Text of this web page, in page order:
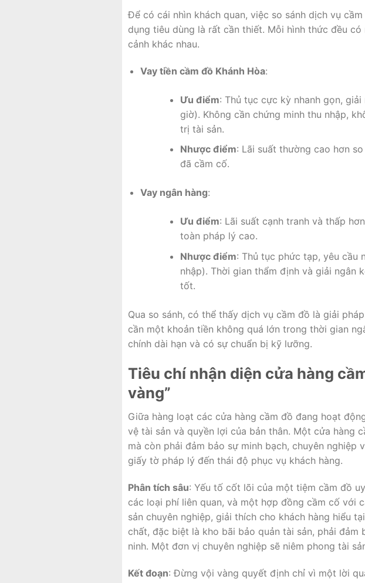
Để có cái nhìn khách quan, việc so sánh dịch vụ
dụng tiêu dùng là rất cần thiết. Mỗi hình thức đều
cảnh khác nhau.
Vay tiền cầm đồ Khánh Hòa:
Ưu điểm: Thủ tục cực kỳ nhanh gọn,
giờ). Không cần chứng minh thu nhập,
trị tài sản.
Nhược điểm: Lãi suất thường cao hơn
đã cầm cố.
Vay ngân hàng:
Ưu điểm: Lãi suất cạnh tranh và thấp
toàn pháp lý cao.
Nhược điểm: Thủ tục phức tạp, yêu cầu
nhập). Thời gian thẩm định và giải ngân
tốt.
Qua so sánh, có thể thấy dịch vụ cầm đồ là giải
cần một khoản tiền không quá lớn trong thời gian
chính dài hạn và có sự chuẩn bị kỹ lưỡng.
Tiêu chí nhận diện cửa hàng
vàng”
Giữa hàng loạt các cửa hàng cầm đồ đang hoạt
vệ tài sản và quyền lợi của bản thân. Một cửa hàng
mà còn phải đảm bảo sự minh bạch, chuyên
giấy tờ pháp lý đến thái độ phục vụ khách hàng.
Phân tích sâu: Yếu tố cốt lõi của một tiệm cầm đồ
các loại phí liên quan, và một hợp đồng cầm cố với
sản chuyên nghiệp, giải thích cho khách hàng hiểu
chất, đặc biệt là kho bãi bảo quản tài sản, phải
ninh. Một đơn vị chuyên nghiệp sẽ niêm phong tài
Kết đoạn: Đừng vội vàng quyết định chỉ vì một lời